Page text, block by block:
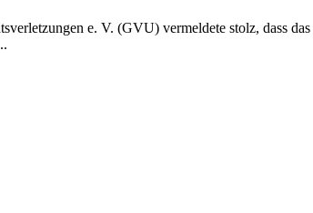
e. V. (GVU) vermeldete stolz, dass